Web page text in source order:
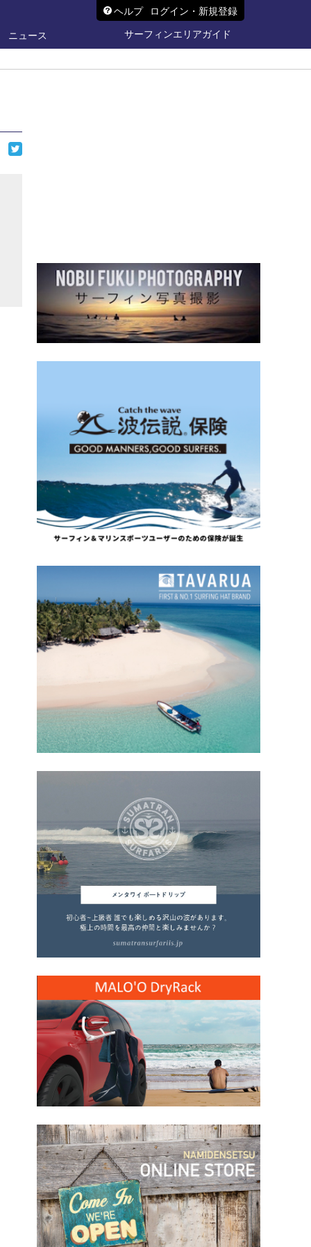
ヘルプ ログイン・新規登録
ニュース
サーフィンエリアガイド